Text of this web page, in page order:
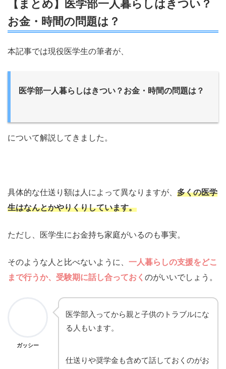
【まとめ】医学部一人暮らしはきつい？
お金・時間の問題は？
本記事では現役医学生の筆者が、
医学部一人暮らしはきつい？お金・時間の問題は？
について解説してきました。
具体的な仕送り額は人によって異なりますが、 多くの医学
生はなんとかやりくりしています。
ただし、医学生にお金持ち家庭がいるのも事実。
そのような人と比べないように、 一人暮らしの支援をどこ
まで行うか、受験期に話し合っておく のがいいでしょう。
ガッシー
医学部入ってから親と子供のトラブルにな
る人もいます。
仕送りや奨学金も含めて話しておくのがお